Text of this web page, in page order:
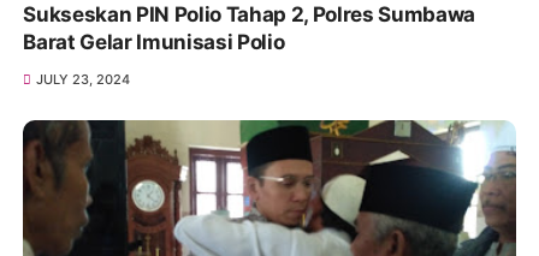
Sukseskan PIN Polio Tahap 2, Polres Sumbawa
Barat Gelar Imunisasi Polio
JULY 23, 2024